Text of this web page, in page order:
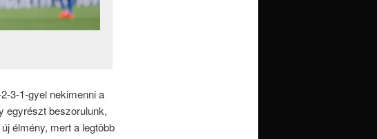
3-1-gyel nekimenni a
egyrészt beszorulunk,
élmény, mert a legtöbb